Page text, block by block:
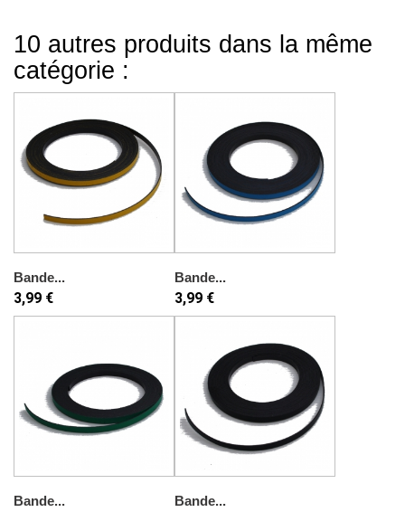
10 autres produits dans la même
catégorie :
Bande...
3,99 €
Bande...
3,99 €
Bande... Bande...